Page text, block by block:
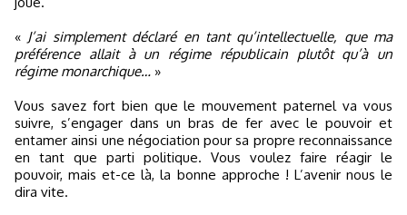
« J’ai simplement déclaré en tant qu’intellectuelle, que ma
préférence allait à un régime républicain plutôt qu’à un
régime monarchique… »
Vous savez fort bien que le mouvement paternel va vous
suivre, s’engager dans un bras de fer avec le pouvoir et
entamer ainsi une négociation pour sa propre reconnaissance
en tant que parti politique. Vous voulez faire réagir le
pouvoir, mais et-ce là, la bonne approche ! L’avenir nous le
dira vite.